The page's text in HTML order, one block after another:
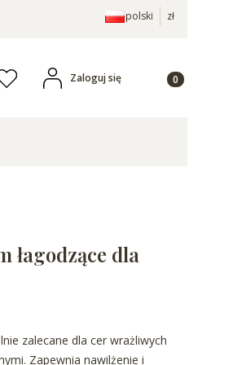
polski zł
Zaloguj się Produkty w
łagodzące dla
zalecane dla cer wrażliwych
Zapewnia nawilżenie i